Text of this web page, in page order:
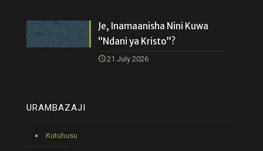
Je, Inamaanisha Nini Kuwa
“Ndani ya Kristo”?
21 July 2026
URAMBAZAJI
Kutuhusu